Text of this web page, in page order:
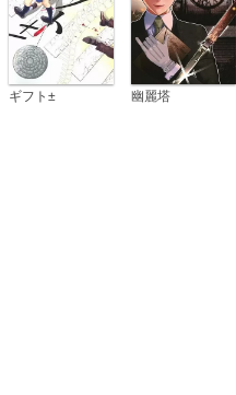
ギフト± 幽麗塔